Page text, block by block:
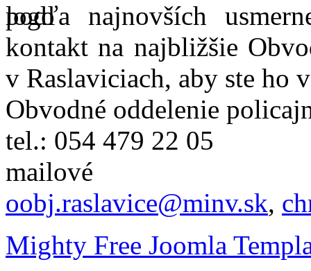
podľa najnovších
kontakt na najbližšie
v Raslaviciach, aby ste ho
Obvodné oddelenie
tel.: 054 479 22 05
oobj.raslavice@minv.sk,
Mighty Free Joomla